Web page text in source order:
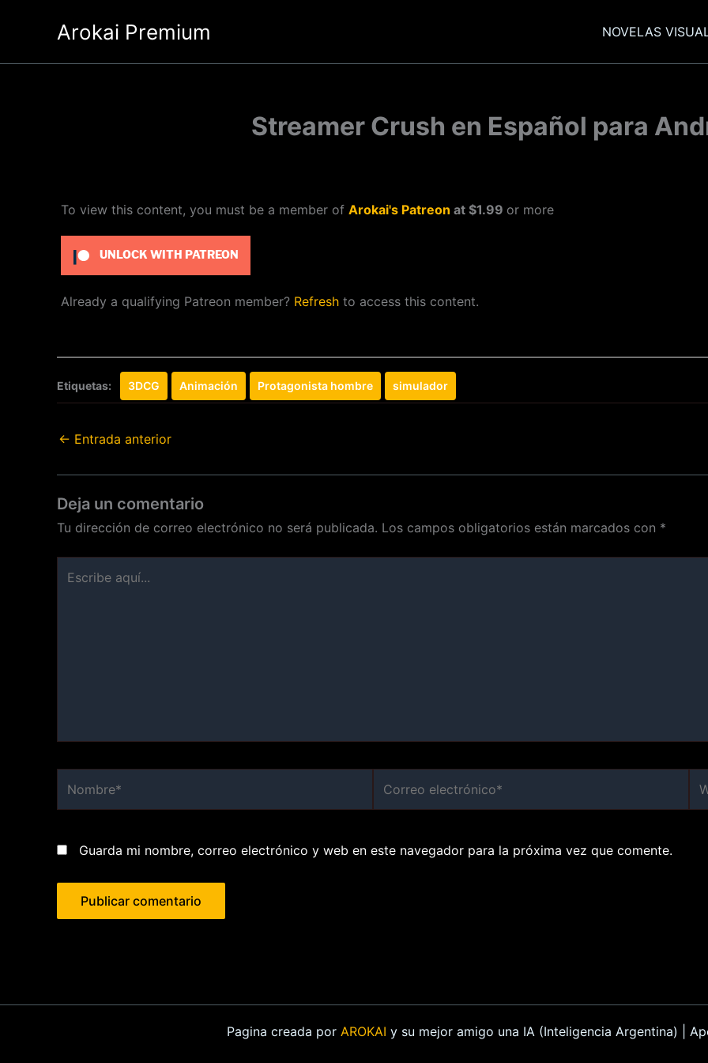
Arokai Premium NOVELAS
Streamer Crush en Español para
To view this content, you must be a member of Arokai's Patreon at $1.99 or more
UNLOCK WITH PATREON
Already a qualifying Patreon member? Refresh to access this content.
Etiquetas: 3DCG Animación Protagonista hombre simulador
← Entrada anterior
Deja un comentario
Tu dirección de correo electrónico no será publicada. Los campos obligatorios están marcados con *
aquí...
electrónico*
Guarda mi nombre, correo electrónico y web en este navegador para la próxima vez que comente.
Pagina creada por AROKAI y su mejor amigo una IA (Inteligencia Argentina) |